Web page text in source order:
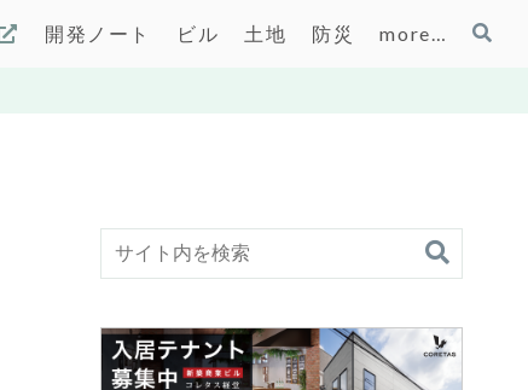
開発ノート ビル 土地 防災 more…